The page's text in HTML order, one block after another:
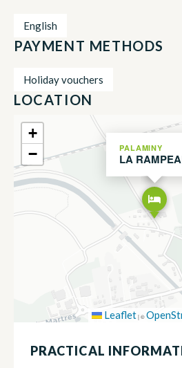
English
PAYMENT METHODS
Holiday vouchers
LOCATION
PALAMINY
LA
+
−
Leaflet|©
PRACTICAL